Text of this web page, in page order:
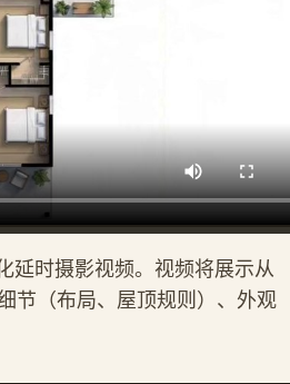
延时摄影视频。视频将展示从
节（布局、屋顶规则）、外观